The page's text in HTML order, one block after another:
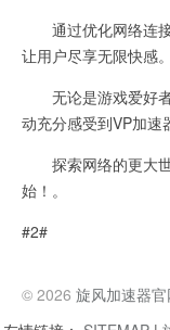
通过优化网络连接
让用户尽享无限快感。
无论是游戏爱好者
动充分感受到VP加速
探索网络的更大世
始！。
#2#
© 2026 旋风加速器官